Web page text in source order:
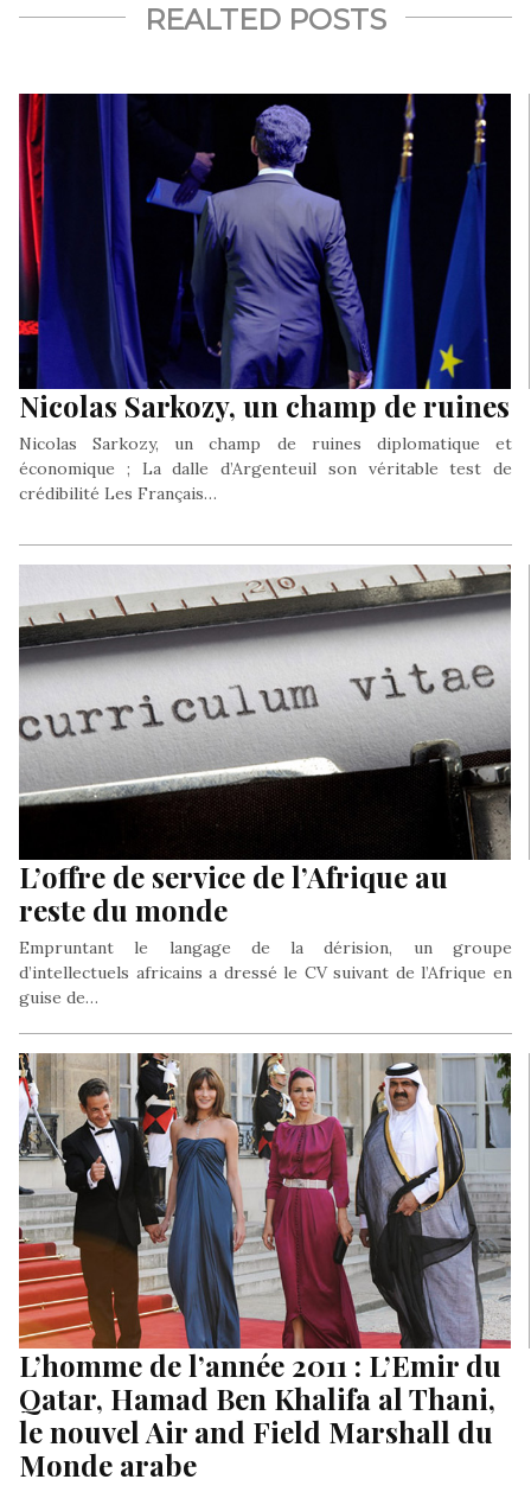
REALTED POSTS
Nicolas Sarkozy, un champ de ruines
Nicolas Sarkozy, un champ de ruines diplomatique et
économique ; La dalle d’Argenteuil son véritable test de
crédibilité Les Français…
L’offre de service de l’Afrique au
reste du monde
Empruntant le langage de la dérision, un groupe
d’intellectuels africains a dressé le CV suivant de l’Afrique en
guise de…
L’homme de l’année 2011 : L’Emir du
Qatar, Hamad Ben Khalifa al Thani,
le nouvel Air and Field Marshall du
Monde arabe